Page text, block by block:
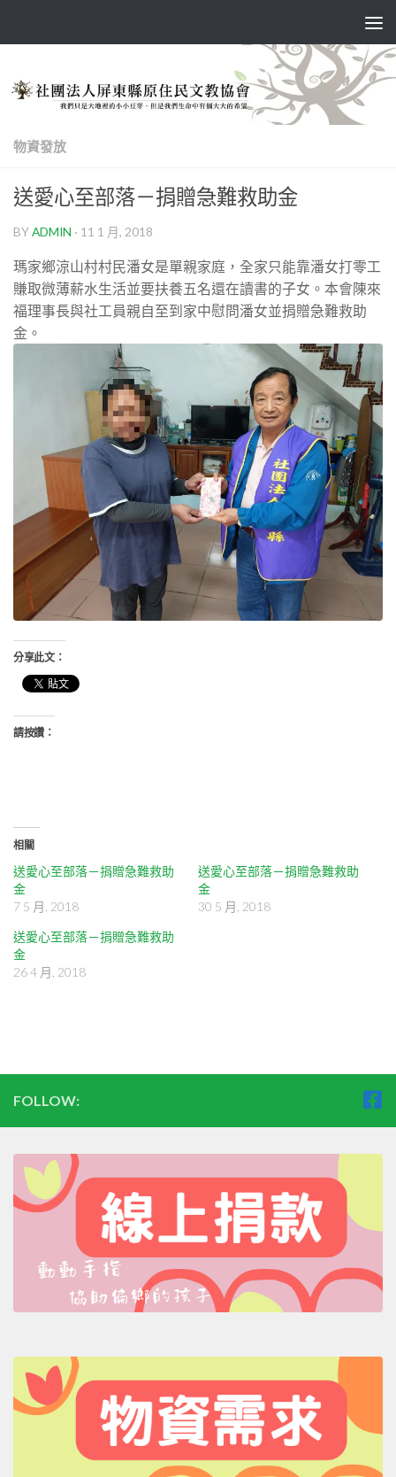
物資發放
送愛心至部落－捐贈急難救助金
BYADMIN · 11 1 月, 2018
瑪家鄉涼山村村民潘女是單親家庭，全家只能靠潘女打零工
賺取微薄薪水生活並要扶養五名還在讀書的子女。本會陳來
福理事長與社工員親自至到家中慰問潘女並捐贈急難救助
金。
分享此文：
請按讚：
相關
送愛心至部落－捐贈急難救助
金
7 5 月, 2018
送愛心至部落－捐贈急難救助
金
30 5 月, 2018
送愛心至部落－捐贈急難救助
金
26 4 月, 2018
FOLLOW: